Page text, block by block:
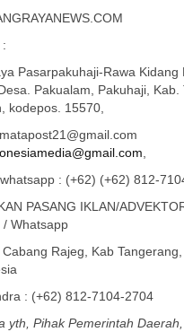
Pasarpakuhaji-Rawa Kidang
Pakualam, Pakuhaji, Kab.
kodepos. 15570,
,
: (+62) (+62) 812-
PASANG IKLAN/
/ Whatsapp
Cabang Rajeg, Kab
: (+62) 812-7104-2704
yth, Pihak Pemerintah